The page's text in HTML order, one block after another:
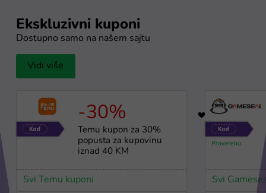
Ekskluzivni kuponi
Dostupno samo na našem sajtu
Vidi više
-30%
Temu kupon za 30%
popusta za kupovinu
iznad 40 KM
Svi Temu kuponi Svi